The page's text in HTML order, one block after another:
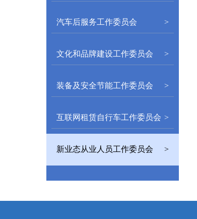
汽车后服务工作委员会 >
文化和品牌建设工作委员会 >
装备及安全节能工作委员会 >
互联网租赁自行车工作委员会 >
新业态从业人员工作委员会 >